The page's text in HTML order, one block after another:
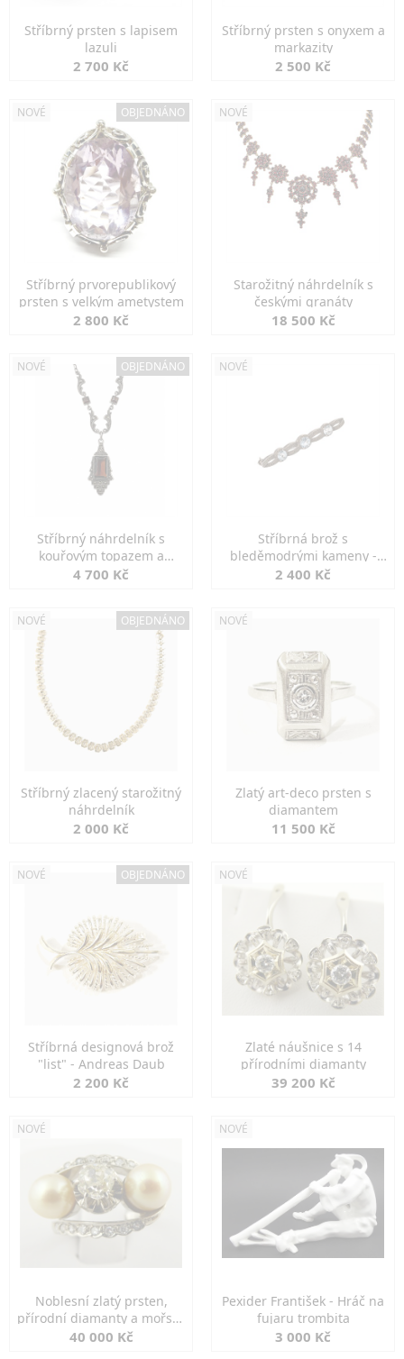
Stříbrný prsten s lapisem
lazuli
2 700 Kč
Stříbrný prsten s onyxem a
markazity
2 500 Kč
NOVÉ OBJEDNÁNO
Stříbrný prvorepublikový
prsten s velkým ametystem
2 800 Kč
NOVÉ
Starožitný náhrdelník s
českými granáty
18 500 Kč
NOVÉ OBJEDNÁNO
Stříbrný náhrdelník s
kouřovým topazem a
markazity
4 700 Kč
NOVÉ
Stříbrná brož s
bleděmodrými kameny -
jemná elegance
2 400 Kč
NOVÉ OBJEDNÁNO
Stříbrný zlacený starožitný
náhrdelník
2 000 Kč
NOVÉ
Zlatý art-deco prsten s
diamantem
11 500 Kč
NOVÉ OBJEDNÁNO
Stříbrná designová brož
"list" - Andreas Daub
2 200 Kč
NOVÉ
Zlaté náušnice s 14
přírodními diamanty
39 200 Kč
NOVÉ
Noblesní zlatý prsten,
přírodní diamanty a mořské
perly
40 000 Kč
NOVÉ
Pexider František - Hráč na
fujaru trombita
3 000 Kč